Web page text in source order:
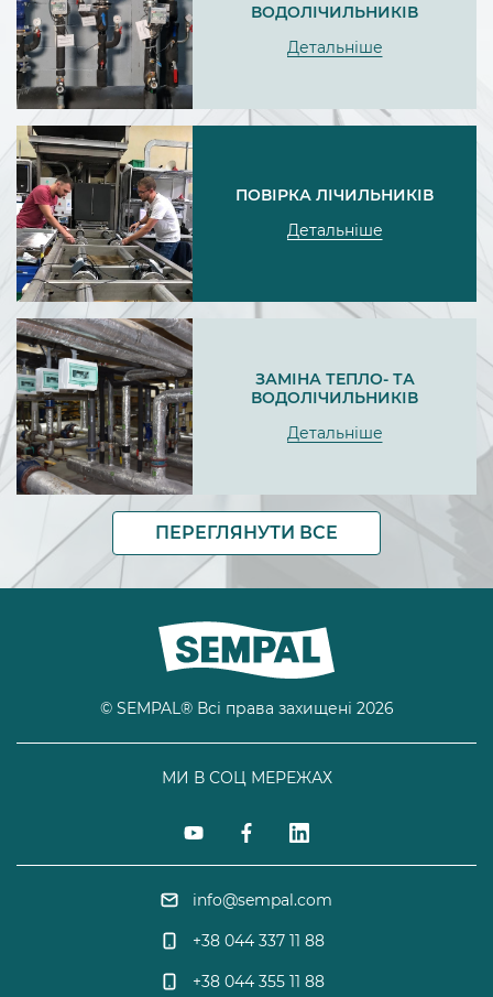
ВОДОЛІЧИЛЬНИКІВ
Детальніше
ПОВІРКА ЛІЧИЛЬНИКІВ
Детальніше
ЗАМІНА ТЕПЛО- ТА
ВОДОЛІЧИЛЬНИКІВ
Детальніше
ПЕРЕГЛЯНУТИ ВСЕ
© SEMPAL® Всі права захищені 2026
МИ В СОЦ МЕРЕЖАХ
info@sempal.com
+38 044 337 11 88
+38 044 355 11 88